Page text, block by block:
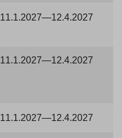
11.1.2027—12.4.2027
11.1.2027—12.4.2027
11.1.2027—12.4.2027